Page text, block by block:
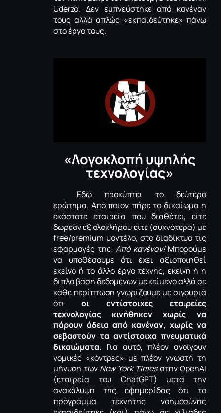
Uderzo. Δεν εμπνεύστηκε από κανέναν
τους αλλά απλώς «εκπαιδεύτηκε» πάνω
στο έργο τους.
«Λογοκλοπή υψηλής
τεχνολογίας»
Εδώ προκύπτει το δεύτερο
ερώτημα. Από ποιον πήρε το δικαίωμα η
εκάστοτε εταιρεία που διαθέτει, είτε
δωρεάν εξ ολοκλήρου είτε (συχνότερα) με
free/premium μοντέλο, στο διαδίκτυο τις
εφαρμογές της; Από κανέναν!Μπορούμε
να υποθέσουμε ότι έχει αξιοποιηθεί
εκείνο ή το άλλο έργο τέχνης, εκείνη ή η
δίπλα βάση δεδομένων με κείμενο αλλά σε
κάθε περίπτωση γνωρίζουμε με σιγουριά
ότι οι αντίστοιχες εταιρείες
τεχνολογίας κινήθηκαν χωρίς να
πάρουν άδεια από κανέναν, χωρίς να
σεβαστούν τα αντίστοιχα πνευματικά
δικαιώματα. Για αυτό, πλέον ανοίγουν
νομικές «κόντρες» με πλέον γνωστή τη
μήνυση των Νew York TimesστηνOpenAΙ
(εταιρεία του ChatGPT) μετά την
ανακάλυψη της εφημερίδας ότι το
πρόγραμμα τεχνητής νοημοσύνης